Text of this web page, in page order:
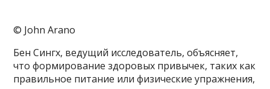
© John Arano
Бен Сингх, ведущий исследователь, объясняет,
что формирование здоровых привычек, таких как
правильное питание или физические упражнения,